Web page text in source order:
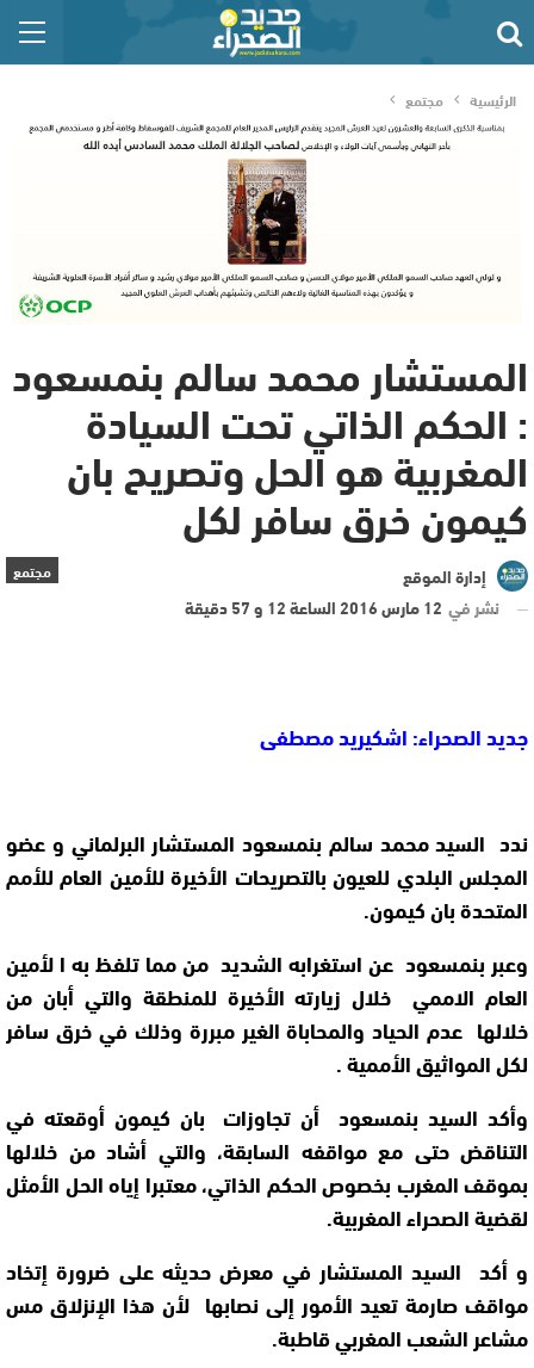
الرئيسية مجتمع
المستشار محمد سالم بنمسعود
: الحكم الذاتي تحت السيادة
المغربية هو الحل وتصريح بان
كيمون خرق سافر لكل
مجتمع
إدارة الموقع
نشر في 12 مارس 2016 الساعة 12 و 57 دقيقة
جديد الصحراء: اشكيريد مصطفى
ندد السيد محمد سالم بنمسعود المستشار البرلماني و عضو
المجلس البلدي للعيون بالتصريحات الأخيرة للأمين العام للأمم
المتحدة بان كيمون.
وعبر بنمسعود عن استغرابه الشديد من مما تلفظ به ا لأمين
العام الاممي خلال زيارته الأخيرة للمنطقة والتي أبان من
خلالها عدم الحياد والمحاباة الغير مبررة وذلك في خرق سافر
لكل المواثيق الأممية .
وأكد السيد بنمسعود أن تجاوزات بان كيمون أوقعته في
التناقض حتى مع مواقفه السابقة، والتي أشاد من خلالها
بموقف المغرب بخصوص الحكم الذاتي، معتبرا إياه الحل الأمثل
لقضية الصحراء المغربية.
و أكد السيد المستشار في معرض حديثه على ضرورة إتخاد
مواقف صارمة تعيد الأمور إلى نصابها لأن هذا الإنزلاق مس
مشاعر الشعب المغربي قاطبة.